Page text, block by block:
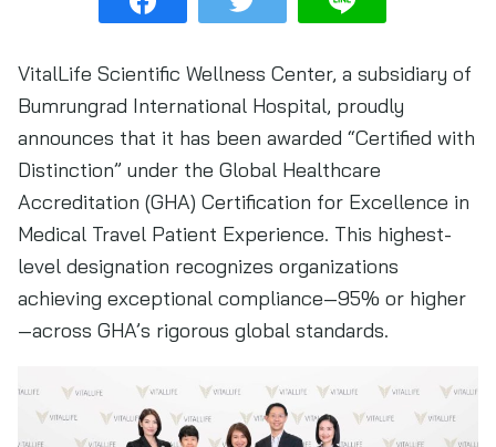
VitalLife Scientific Wellness Center, a subsidiary of
Bumrungrad International Hospital, proudly
announces that it has been awarded “Certified with
Distinction” under the Global Healthcare
Accreditation (GHA) Certification for Excellence in
Medical Travel Patient Experience. This highest-
level designation recognizes organizations
achieving exceptional compliance—95% or higher
—across GHA’s rigorous global standards.